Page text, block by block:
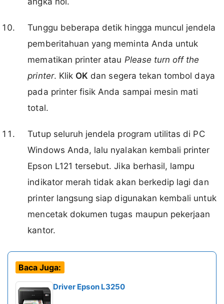
Tunggu beberapa detik hingga muncul jendela
pemberitahuan yang meminta Anda untuk
mematikan printer atau Please turn off the
printer. Klik OK dan segera tekan tombol daya
pada printer fisik Anda sampai mesin mati
total.
Tutup seluruh jendela program utilitas di PC
Windows Anda, lalu nyalakan kembali printer
Epson L121 tersebut. Jika berhasil, lampu
indikator merah tidak akan berkedip lagi dan
printer langsung siap digunakan kembali untuk
mencetak dokumen tugas maupun pekerjaan
kantor.
Baca Juga:
Driver Epson L3250